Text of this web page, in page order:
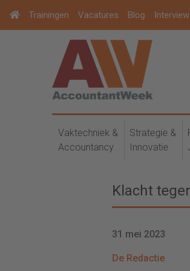
Trainingen Vacatures Blog
Vaktechniek &
Accountancy
Strategie &
Innovatie
Klacht
31 mei 2023
De Redactie